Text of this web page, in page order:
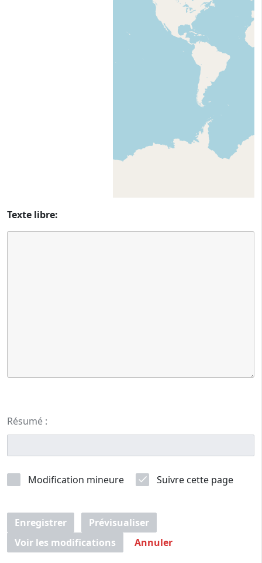
Texte libre:
Résumé :
Modification mineure Suivre cette page
Enregistrer
Prévisualiser
Voir les modifications
Annuler